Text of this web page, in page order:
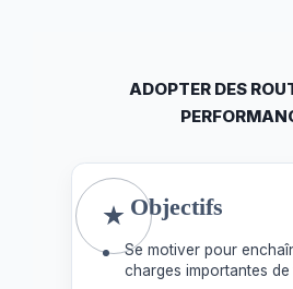
ADOPTER DES
Objectifs
Se motiver pour
charges importantes de